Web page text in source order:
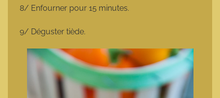
8/ Enfourner pour 15 minutes.
9/ Déguster tiède.